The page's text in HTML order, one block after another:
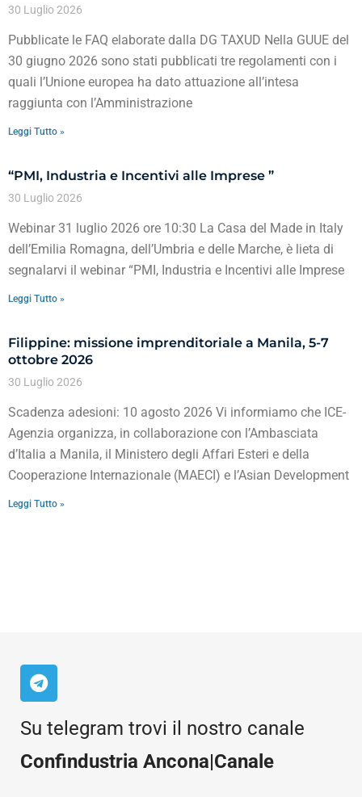
30 Luglio 2026
Pubblicate le FAQ elaborate dalla DG TAXUD Nella GUUE del
30 giugno 2026 sono stati pubblicati tre regolamenti con i
quali l’Unione europea ha dato attuazione all’intesa
raggiunta con l’Amministrazione
Leggi Tutto »
“PMI, Industria e Incentivi alle Imprese ”
30 Luglio 2026
Webinar 31 luglio 2026 ore 10:30 La Casa del Made in Italy
dell’Emilia Romagna, dell’Umbria e delle Marche, è lieta di
segnalarvi il webinar “PMI, Industria e Incentivi alle Imprese
Leggi Tutto »
Filippine: missione imprenditoriale a Manila, 5-7
ottobre 2026
30 Luglio 2026
Scadenza adesioni: 10 agosto 2026 Vi informiamo che ICE-
Agenzia organizza, in collaborazione con l’Ambasciata
d’Italia a Manila, il Ministero degli Affari Esteri e della
Cooperazione Internazionale (MAECI) e l’Asian Development
Leggi Tutto »
Su telegram trovi il nostro canale
Confindustria Ancona|Canale